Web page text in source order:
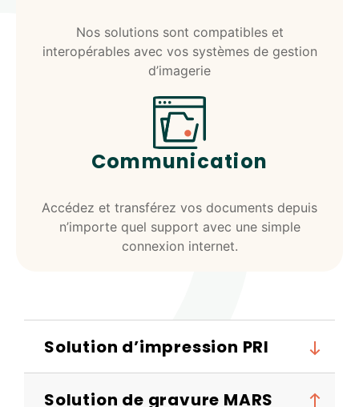
Nos solutions sont compatibles et
interopérables avec vos systèmes de gestion
d’imagerie
Communication
Accédez et transférez vos documents depuis
n’importe quel support avec une simple
connexion internet.
Solution d’impression PRI
Solution de gravure MARS